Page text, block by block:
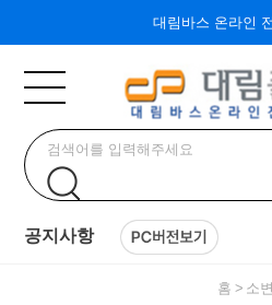
대림바스 온라인
공지사항
홈 소